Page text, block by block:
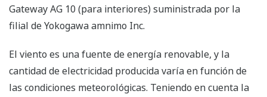
Gateway AG 10 (para interiores) suministrada por la
filial de Yokogawa amnimo Inc.
El viento es una fuente de energía renovable, y la
cantidad de electricidad producida varía en función de
las condiciones meteorológicas. Teniendo en cuenta la